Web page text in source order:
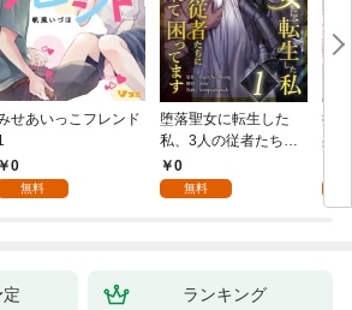
せあいっこフレンド
0
無料
堕落聖女に転生した
私、3人の従者たちに
抱かれて困ってます 第
1話
0
無料
授
身
ランキング